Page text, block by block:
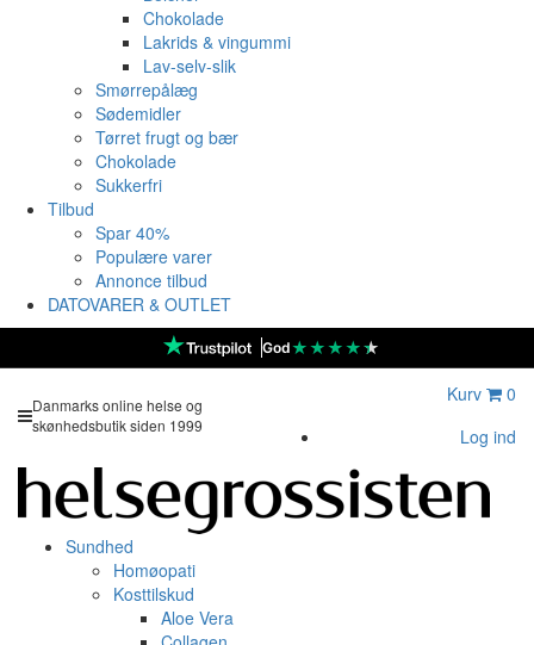
Chokolade
Lakrids & vingummi
Lav-selv-slik
Smørrepålæg
Sødemidler
Tørret frugt og bær
Chokolade
Sukkerfri
Tilbud
Spar 40%
Populære varer
Annonce tilbud
DATOVARER & OUTLET
God★★★★★
Danmarks online helse og
skønhedsbutik siden 1999
Kurv
0
Log ind
Sundhed
Homøopati
Kosttilskud
Aloe Vera